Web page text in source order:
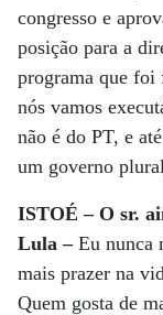
congresso e
posição para a
programa que foi
nós vamos
não é do PT, e
um governo
ISTOÉ – O sr.
Lula –Eu nunca
mais prazer na
Quem gosta de